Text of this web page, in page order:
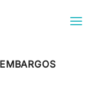
EMBARGOS